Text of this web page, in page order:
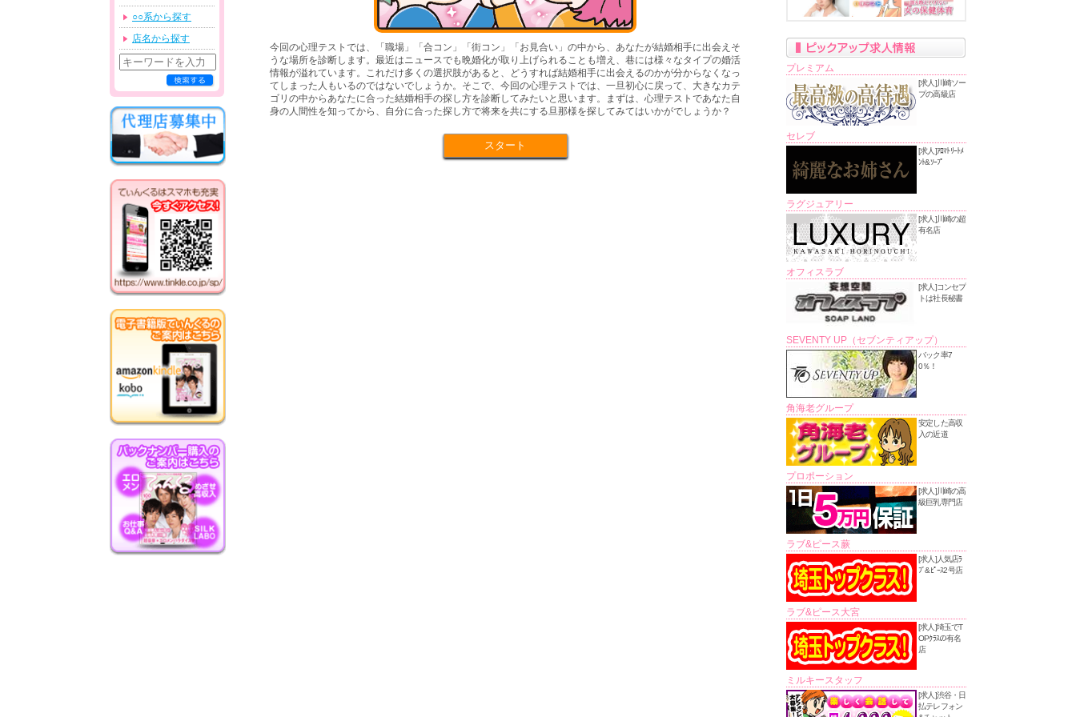
今回の心理テストでは、「職場」「合コン」「街コン」「お見合い」の中から、あなたが結婚相手に出会えそ
うな場所を診断します。最近はニュースでも晩婚化が取り上げられることも増え、巷には様々なタイプの婚活
情報が溢れています。これだけ多くの選択肢があると、どうすれば結婚相手に出会えるのかが分からなくなっ
てしまった人もいるのではないでしょうか。そこで、今回の心理テストでは、一旦初心に戻って、大きなカテ
ゴリの中からあなたに合った結婚相手の探し方を診断してみたいと思います。まずは、心理テストであなた自
身の人間性を知ってから、自分に合った探し方で将来を共にする旦那様を探してみてはいかがでしょうか？
スタート
○○系から探す
店名から探す
プレミアム
[求人]川崎ソー
プの高級店
セレブ
[求人]ｱﾛﾏﾄﾘｰﾄﾒ
ﾝﾄ&ｿｰﾌﾟ
ラグジュアリー
[求人]川崎の超
有名店
オフィスラブ
[求人]コンセプ
トは社長秘書
SEVENTY UP（セブンティアップ）
バック率7
0％！
角海老グループ
安定した高収
入の近道
プロポーション
[求人]川崎の高
級巨乳専門店
ラブ&ピース蕨
[求人]人気店ﾗ
ﾌﾞ&ﾋﾟｰｽ2号店
ラブ&ピース大宮
[求人]埼玉でT
OPｸﾗｽの有名
店
ミルキースタッフ
[求人]渋谷・日
払テレフォン